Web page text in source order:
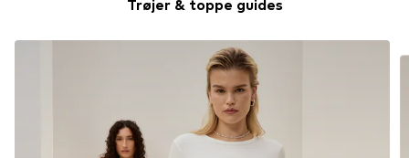
Trøjer & toppe guides